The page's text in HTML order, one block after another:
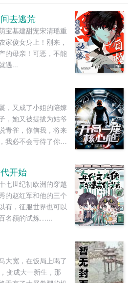
去逃荒
宝基建甜宠宋清瑶重
家傻女身上！刚来，
的母亲！可恶，不能
遇...
，又成了小姐的陪嫁
，她又被提拔为姑爷
青雀，你信我，将来
我必不会亏待了你。
儿如花貌美，儿子
的好日子要来了。可
断双腿的冬天，她也
在一个寒冷的夜。青
的小姐，她从小相
这样待她的孩子们？
侍妾，肚里才怀上
不转睛的楚王，此生
隆起的小腹，她抛却
开始
七世纪初欧洲的穿越
赵红军和他的三个
有，征服世界也可以
名额的试炼…...
大宽，在饭局上喝了
变成大一新生，那